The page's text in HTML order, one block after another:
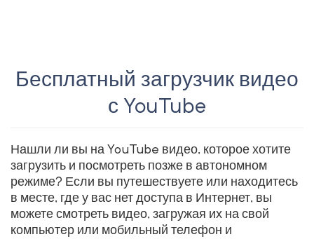
Бесплатный загрузчик видео
с YouTube
Нашли ли вы на YouTube видео, которое хотите
загрузить и посмотреть позже в автономном
режиме? Если вы путешествуете или находитесь
в месте, где у вас нет доступа в Интернет, вы
можете смотреть видео, загружая их на свой
компьютер или мобильный телефон и